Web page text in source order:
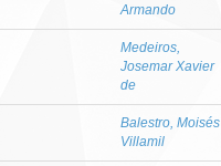
Armando
Medeiros,
Josemar Xavier
de
Balestro, Moisés
Villamil